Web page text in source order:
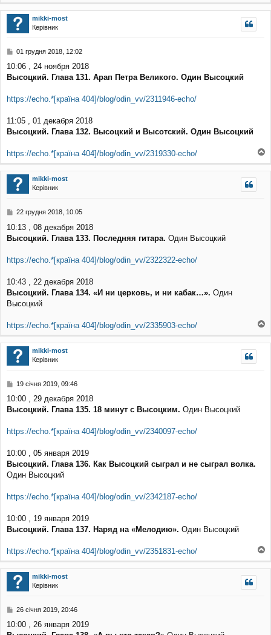
г
mikki-most
Керівник
П
в
і
о
м
е
н
я
01 грудня 2018, 12:02
10:06 , 24 ноября 2018
Высоцкий. Глава 131. Арап Петра Великого. Один Высоцкий
https://echo.*[країна 404]/blog/odin_vv/2311946-echo/
11:05 , 01 декабря 2018
Высоцкий. Глава 132. Высоцкий и Высотский. Один Высоцкий
https://echo.*[країна 404]/blog/odin_vv/2319330-echo/
о
г
mikki-most
Керівник
П
в
і
о
м
е
н
н
22 грудня 2018, 10:05
10:13 , 08 декабря 2018
Высоцкий. Глава 133. Последняя гитара. Один Высоцкий
https://echo.*[країна 404]/blog/odin_vv/2322322-echo/
10:43 , 22 декабря 2018
Высоцкий. Глава 134. «И ни церковь, и ни кабак…». Один
Высоцкий
https://echo.*[країна 404]/blog/odin_vv/2335903-echo/
г
mikki-most
Керівник
П
в
і
о
м
е
н
н
19 січня 2019, 09:46
10:00 , 29 декабря 2018
Высоцкий. Глава 135. 18 минут с Высоцким. Один Высоцкий
https://echo.*[країна 404]/blog/odin_vv/2340097-echo/
10:00 , 05 января 2019
Высоцкий. Глава 136. Как Высоцкий сыграл и не сыграл волка.
Один Высоцкий
https://echo.*[країна 404]/blog/odin_vv/2342187-echo/
10:00 , 19 января 2019
Высоцкий. Глава 137. Наряд на «Мелодию». Один Высоцкий
https://echo.*[країна 404]/blog/odin_vv/2351831-echo/
о
г
mikki-most
Керівник
П
в
26 січня 2019, 20:46
10:00 , 26 января 2019